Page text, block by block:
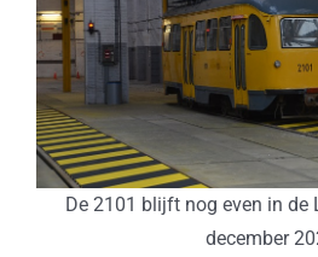
De 2101 blijft nog even in de
december